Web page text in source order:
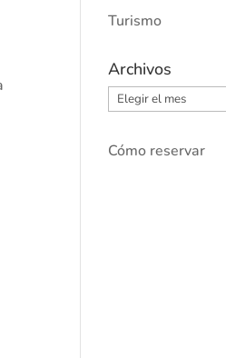
Turismo
Archivos
Archivos
Cómo reservar